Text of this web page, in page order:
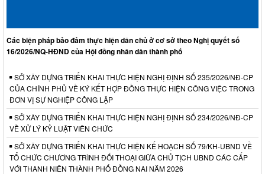
Các biện pháp bảo đảm thực hiện dân chủ ở cơ sở theo Nghị quyết số
16/2026/NQ-HĐND của Hội đồng nhân dân thành phố
SỞ XÂY DỰNG TRIỂN KHAI THỰC HIỆN NGHỊ ĐỊNH SỐ 235/2026/NĐ-CP
CỦA CHÍNH PHỦ VỀ KÝ KẾT HỢP ĐỒNG THỰC HIỆN CÔNG VIỆC TRONG
ĐƠN VỊ SỰ NGHIỆP CÔNG LẬP
SỞ XÂY DỰNG TRIỂN KHAI THỰC HIỆN NGHỊ ĐỊNH SỐ 234/2026/NĐ-CP
VỀ XỬ LÝ KỶ LUẬT VIÊN CHỨC
SỞ XÂY DỰNG TRIỂN KHAI THỰC HIỆN KẾ HOẠCH SỐ 79/KH-UBND VỀ
TỔ CHỨC CHƯƠNG TRÌNH ĐỐI THOẠI GIỮA CHỦ TỊCH UBND CÁC CẤP
VỚI THANH NIÊN THÀNH PHỐ ĐỒNG NAI NĂM 2026